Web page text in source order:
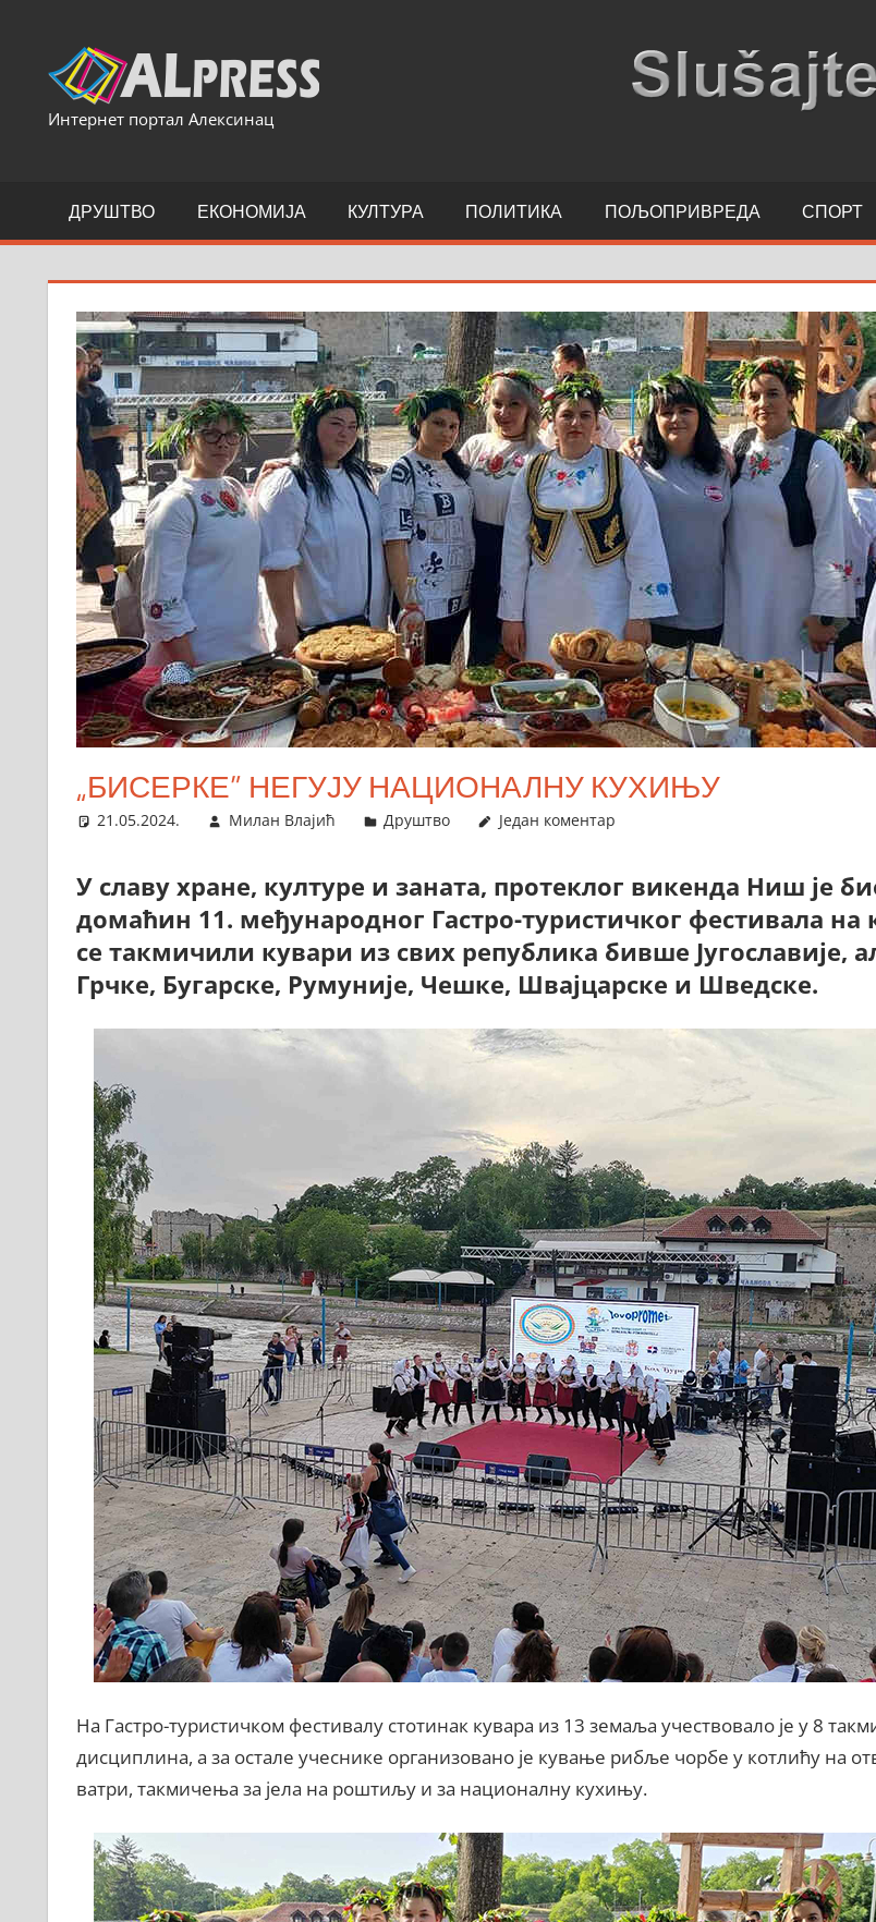
content
Интернет портал Алексинац
ДРУШТВО ЕКОНОМИЈА КУЛТУРА ПОЛИТИКА ПОЉОПРИВРЕДА СПОРТ
„БИСЕРКЕ” НЕГУЈУ НАЦИОНАЛНУ КУХИЊУ
21.05.2024. Милан Влајић Друштво Један коментар
У славу хране, културе и заната, протеклог викенда Ниш је
домаћин 11. међународног Гастро-туристичког фестивала на
се такмичили кувари из свих република бивше Југославије,
Грчке, Бугарске, Румуније, Чешке, Швајцарске и Шведске.
На Гастро-туристичком фестивалу стотинак кувара из 13 земаља учествовало је у 8
дисциплина, а за остале учеснике организовано је кување рибље чорбе у котлићу на
ватри, такмичења за јела на роштиљу и за националну кухињу.